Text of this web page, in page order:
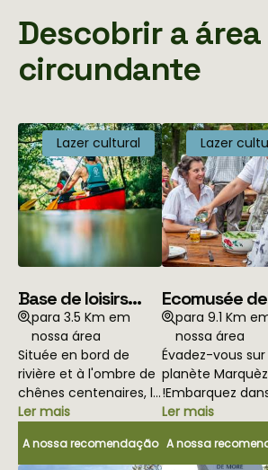
Descobrir a área
circundante
Lazer cultural
Base de loisirs
Mexico
para 3.5 Km em
nossa área
Située en bord de
rivière et à l'ombre de
chênes centenaires, la
base de loisirs Mexico
nombreuses activités
Ler mais
A nossa recomendação
Lazer
Ecomusée de
Marquèze
para 9.1 Km
nossa área
Évadez-vous sur
planète
!Embarquez
train centenaire
inédite à
Ler mais
A nossa